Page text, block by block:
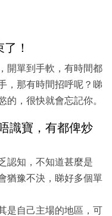
！
開單到手軟，有時間都
，那有時間招呼呢？睇
的，很快就會忘記你。
識寶，有都俾炒
認知，不知道甚麼是
猶豫不決，睇好多個單
是自己主場的地區，可